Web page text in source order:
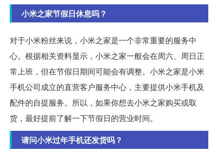
小米之家节假日休息吗？
对于小米粉丝来说，小米之家是一个非常重要的服务中
心。根据相关资料显示，小米之家一般会在周六、周日正
常上班，但在节假日期间可能会有调整。小米之家是小米
手机公司成立的直营客户服务中心，主要提供小米手机及
配件的自提服务。所以，如果你想去小米之家购买或取
货，最好提前了解一下节假日的营业时间。
请问小米过年手机还发货吗？